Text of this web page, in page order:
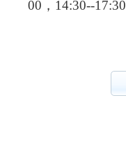
00，14:30--17:30